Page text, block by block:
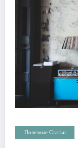
Полезные Статьи